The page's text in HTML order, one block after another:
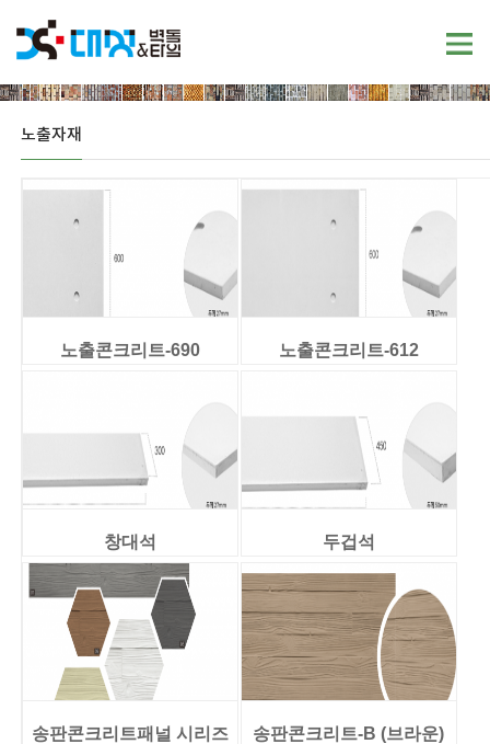
노출자재
노출콘크리트-690 노출콘크리트-612
창대석 두겁석
송판콘크리트패널 시리즈 송판콘크리트-B (브라운)